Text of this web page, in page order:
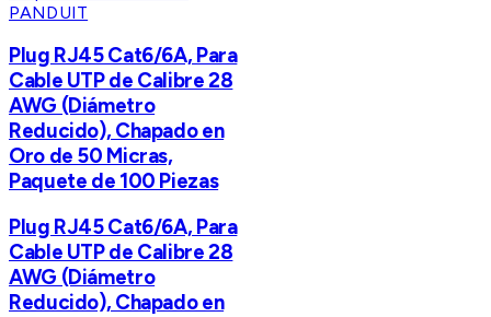
PANDUIT
Plug RJ45 Cat6/6A, Para
Cable UTP de Calibre 28
AWG (Diámetro
Reducido), Chapado en
Oro de 50 Micras,
Paquete de 100 Piezas
Plug RJ45 Cat6/6A, Para
Cable UTP de Calibre 28
AWG (Diámetro
Reducido), Chapado en